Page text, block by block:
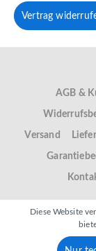
Vertrag
AGB &
Versand
Diese Website